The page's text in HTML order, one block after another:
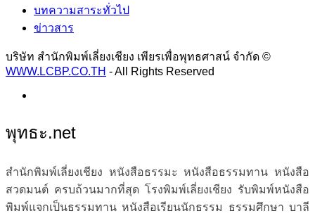
บทความสาระทั่วไป
ข่าวสาร
บริษัท สำนักพิมพ์เลี่ยงเชียง เพียรเพื่อพุทธศาสน์ จำกัด ©
WWW.LCBP.CO.TH - All Rights Reserved
พุทธะ.net
สำนักพิมพ์เลี่ยงเชียง หนังสือธรรมะ หนังสือธรรมทาน หนังสือ
สวดมนต์ ครบถ้วนมากที่สุด โรงพิมพ์เลี่ยงเชียง รับพิมพ์หนังสือ
พิมพ์แจกเป็นธรรมทาน หนังสือเรียนนักธรรม ธรรมศึกษา บาลี